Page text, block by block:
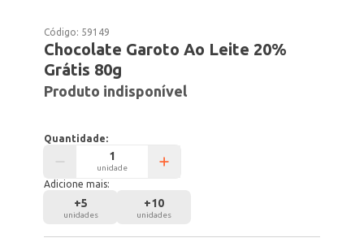
Código: 59149
Chocolate Garoto Ao Leite 20%
Grátis 80g
Produto indisponível
Quantidade:
unidade
Adicione mais:
+5
unidades
+10
unidades